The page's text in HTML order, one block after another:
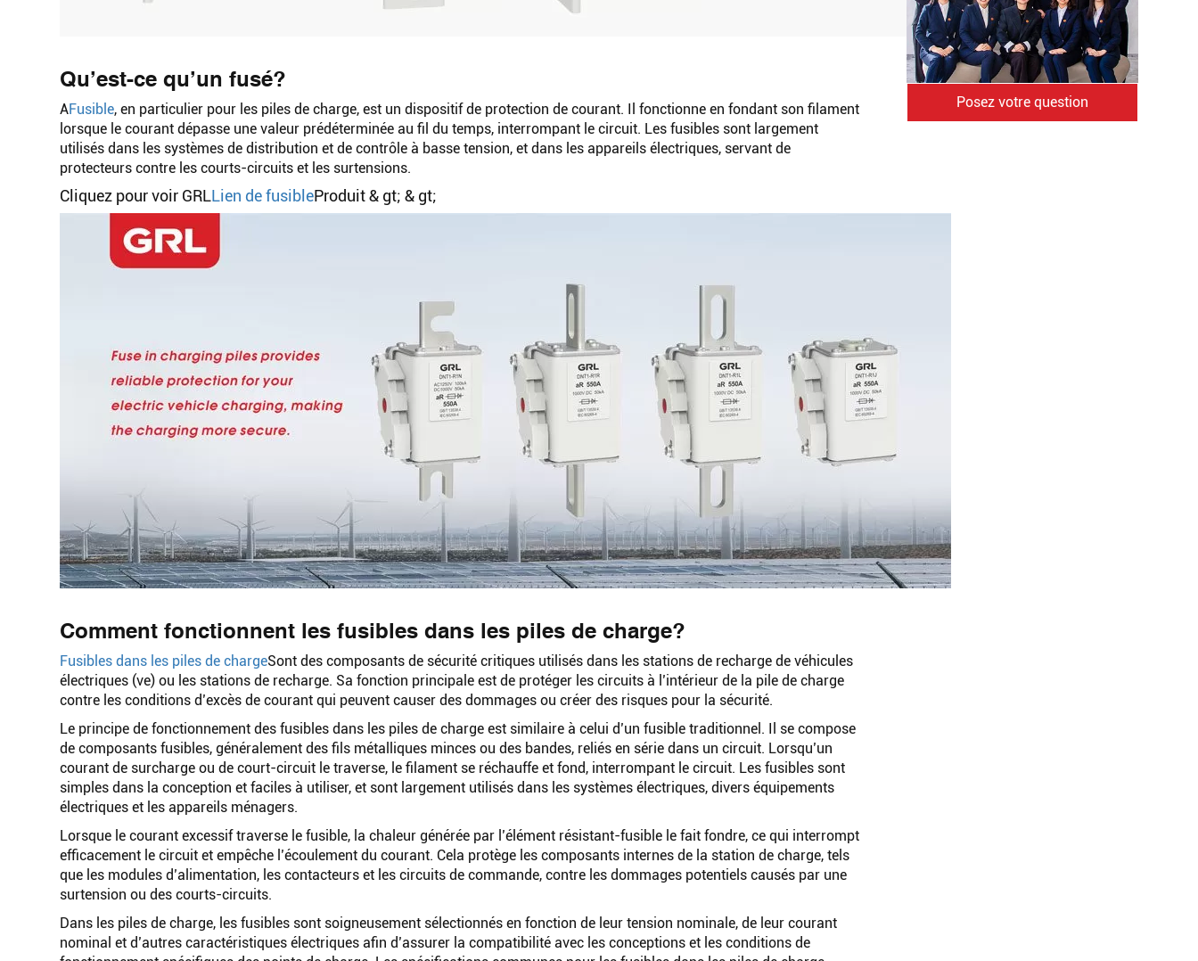
Qu’est-ce qu’un fusé?
AFusible, en particulier pour les piles de charge, est un dispositif de protection de courant. Il fonctionne en fondant son filament
lorsque le courant dépasse une valeur prédéterminée au fil du temps, interrompant le circuit. Les fusibles sont largement
utilisés dans les systèmes de distribution et de contrôle à basse tension, et dans les appareils électriques, servant de
protecteurs contre les courts-circuits et les surtensions.
Cliquez pour voir GRLLien de fusibleProduit & gt; & gt;
Comment fonctionnent les fusibles dans les piles de charge?
Fusibles dans les piles de chargeSont des composants de sécurité critiques utilisés dans les stations de recharge de véhicules
électriques (ve) ou les stations de recharge. Sa fonction principale est de protéger les circuits à l’intérieur de la pile de charge
contre les conditions d’excès de courant qui peuvent causer des dommages ou créer des risques pour la sécurité.
Le principe de fonctionnement des fusibles dans les piles de charge est similaire à celui d’un fusible traditionnel. Il se compose
de composants fusibles, généralement des fils métalliques minces ou des bandes, reliés en série dans un circuit. Lorsqu’un
courant de surcharge ou de court-circuit le traverse, le filament se réchauffe et fond, interrompant le circuit. Les fusibles sont
simples dans la conception et faciles à utiliser, et sont largement utilisés dans les systèmes électriques, divers équipements
électriques et les appareils ménagers.
Lorsque le courant excessif traverse le fusible, la chaleur générée par l’élément résistant-fusible le fait fondre, ce qui interrompt
efficacement le circuit et empêche l’écoulement du courant. Cela protège les composants internes de la station de charge, tels
que les modules d’alimentation, les contacteurs et les circuits de commande, contre les dommages potentiels causés par une
surtension ou des courts-circuits.
Dans les piles de charge, les fusibles sont soigneusement sélectionnés en fonction de leur tension nominale, de leur courant
nominal et d’autres caractéristiques électriques afin d’assurer la compatibilité avec les conceptions et les conditions de
Posez votre question
Rechercher